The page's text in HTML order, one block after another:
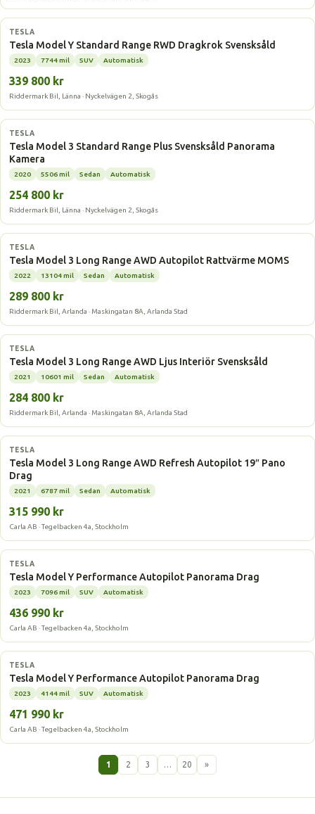
Elbil
TESLA
Tesla Model Y Standard Range RWD Dragkrok Svensksåld
2023 7744 mil SUV Automatisk
339 800 kr
Riddermark Bil, Länna · Nyckelvägen 2, Skogås
Elbil
TESLA
Tesla Model 3 Standard Range Plus Svensksåld Panorama
Kamera
2020 5506 mil Sedan Automatisk
254 800 kr
Riddermark Bil, Länna · Nyckelvägen 2, Skogås
Elbil
TESLA
Tesla Model 3 Long Range AWD Autopilot Rattvärme MOMS
2022 13104 mil Sedan Automatisk
289 800 kr
Riddermark Bil, Arlanda · Maskingatan 8A, Arlanda Stad
Elbil
TESLA
Tesla Model 3 Long Range AWD Ljus Interiör Svensksåld
2021 10601 mil Sedan Automatisk
284 800 kr
Riddermark Bil, Arlanda · Maskingatan 8A, Arlanda Stad
Elbil
TESLA
Tesla Model 3 Long Range AWD Refresh Autopilot 19″ Pano
Drag
2021 6787 mil Sedan Automatisk
315 990 kr
Carla AB · Tegelbacken 4a, Stockholm
Elbil
TESLA
Tesla Model Y Performance Autopilot Panorama Drag
2023 7096 mil SUV Automatisk
436 990 kr
Carla AB · Tegelbacken 4a, Stockholm
Elbil
TESLA
Tesla Model Y Performance Autopilot Panorama Drag
2023 4144 mil SUV Automatisk
471 990 kr
Carla AB · Tegelbacken 4a, Stockholm
1 2 3 … 20 »